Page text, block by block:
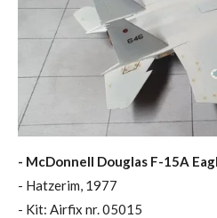
- McDonnell Douglas F-15A
- Hatzerim, 1977
- Kit: Airfix nr. 05015